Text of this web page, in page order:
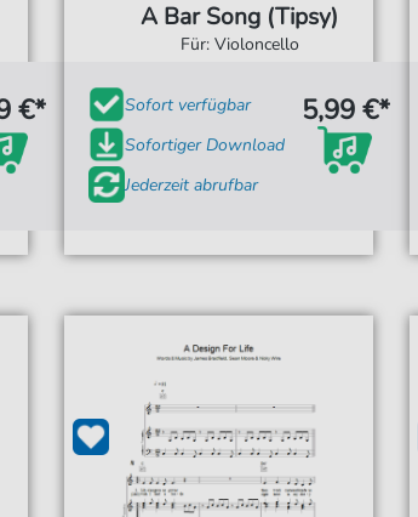
€*
A Bar Song (Tipsy)
Für: Violoncello
Sofort verfügbar
Sofortiger Download
Jederzeit abrufbar
5,99 €*